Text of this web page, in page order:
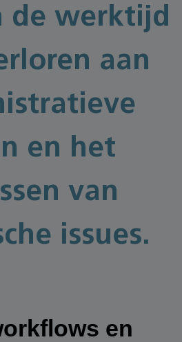
de werktijd
aan
en het
van
issues.
en